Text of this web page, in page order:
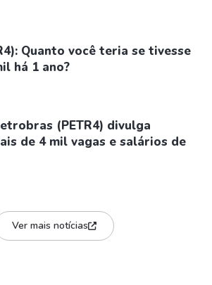
Quanto você teria se tivesse
há 1 ano?
(PETR4) divulga
de 4 mil vagas e salários de
Ver mais notícias